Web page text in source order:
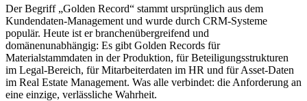
Der Begriff „Golden Record“ stammt ursprünglich aus dem
Kundendaten-Management und wurde durch CRM-Systeme
populär. Heute ist er branchenübergreifend und
domänenunabhängig: Es gibt Golden Records für
Materialstammdaten in der Produktion, für Beteiligungsstrukturen
im Legal-Bereich, für Mitarbeiterdaten im HR und für Asset-Daten
im Real Estate Management. Was alle verbindet: die Anforderung an
eine einzige, verlässliche Wahrheit.